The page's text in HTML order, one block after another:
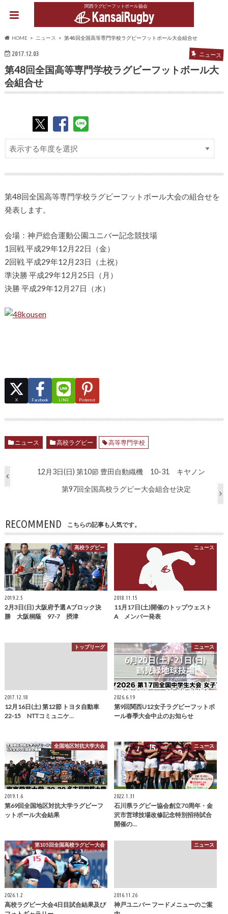
関西ラグビーフットボール協会
HOME ニュース 第48回全国高等専門学校ラグビーフットボール大会組合せ
2017.12.03 ニュース
第48回全国高等専門学校ラグビーフットボール大
会組合せ
第48回全国高等専門学校ラグビーフットボール大会の組合せを
発表します。
会場：神戸総合運動公園ユニバー記念競技場
1回戦 平成29年12月22日（金）
2回戦 平成29年12月23日（土祝）
準決勝 平成29年12月25日（月）
決勝 平成29年12月27日（水）
X Facebook LINE Pinterest
ニュース 高校ラグビー 高等専門学校
12月3日(日) 第10節 豊田自動織機 10-31 キヤノン
第97回全国高校ラグビー大会組合せ決定
RECOMMEND こちらの記事も人気です。
高校ラグビー
2019.2.5
2月3日(日) 大阪府予選 Aブロック決
勝 大阪桐蔭 97-7 摂津
ニュース
2018.11.15
11月17日(土)開催のトップウェスト
A メンバー発表
トップリーグ
2017.12.18
12月16日(土) 第12節 トヨタ自動車
22-15 NTTコミュニケ…
ニュース
2026.6.19
第9回関西U12女子ラグビーフットボ
ール春季大会中止のお知らせ
全国地区対抗大学大会
2019.1.6
第69回全国地区対抗大学ラグビーフ
ットボール大会結果
ニュース
2022.1.31
石川県ラグビー協会創立70周年・金
沢市営球技場改修記念特別招待試合
開催の…
第105回全国高校ラグビー大会
2026.1.2
高校ラグビー大会4日目試合結果及び
ニュース
2016.11.26
神戸ユニバー フードメニューのご案